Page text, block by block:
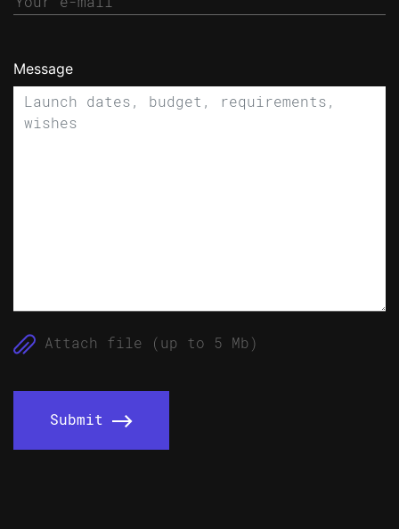
Message
Attach file (up to 5 Mb)
Submit